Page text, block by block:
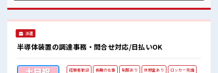
が必要ですね★ 残業がしっかりあるお仕事！
派遣
半導体装置の調達事務・問合せ対応/日払いOK
経験者歓迎 長期の仕事 制服あり 休憩室あり
ロッカー完備